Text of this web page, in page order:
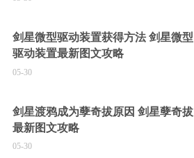
剑星微型驱动装置获得方法 剑星微型
驱动装置最新图文攻略
05-30
剑星渡鸦成为孽奇拔原因 剑星孽奇拔
最新图文攻略
05-30